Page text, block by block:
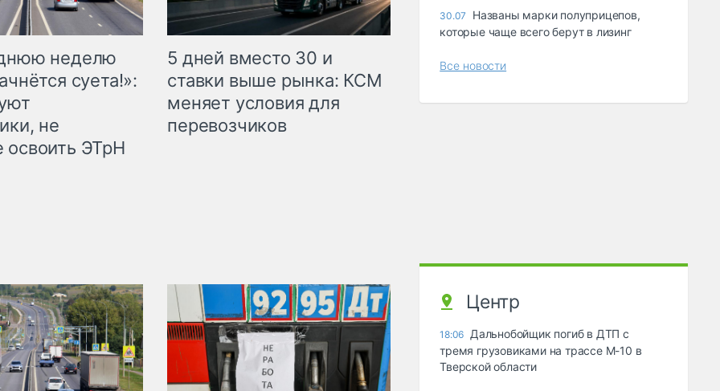
неделю
суета!»:
не
освоить ЭТрН
5 дней вместо 30 и
ставки выше рынка: КСМ
меняет условия для
перевозчиков
30.07
Названы марки полуприцепов,
которые чаще всего берут в лизинг
Все новости
Центр
18:06 Дальнобойщик погиб в ДТП с
тремя грузовиками на трассе М-10 в
Тверской области